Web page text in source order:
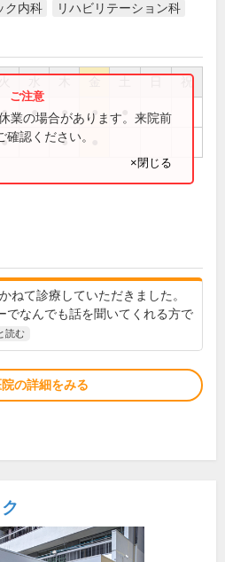
ク内科 リハビリテーション科
祝
● ● ● ●
● ●
業の場合があります。来院前
認ください。
×閉じる
ねて診療していただきました。
でなんでも話を聞いてくれる方で
読む
の詳細をみる